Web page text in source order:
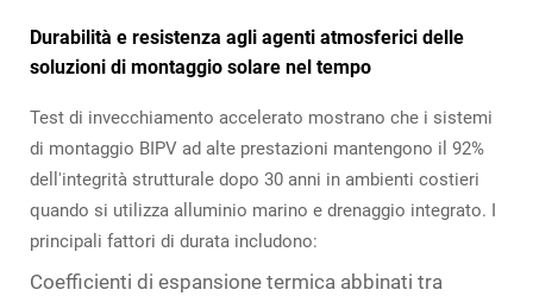
Durabilità e resistenza agli agenti atmosferici delle
soluzioni di montaggio solare nel tempo
Test di invecchiamento accelerato mostrano che i sistemi
di montaggio BIPV ad alte prestazioni mantengono il 92%
dell'integrità strutturale dopo 30 anni in ambienti costieri
quando si utilizza alluminio marino e drenaggio integrato. I
principali fattori di durata includono:
Coefficienti di espansione termica abbinati tra